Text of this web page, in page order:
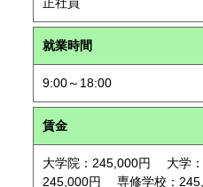
就業時間
9:00～18:00
賃金
大学院：245,000円 大学
245,000円 専修学校：